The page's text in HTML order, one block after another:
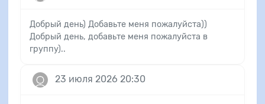
Добрый день) Добавьте меня пожалуйста))
Добрый день, добавьте меня пожалуйста в
группу)..
23 июля 2026 20:30